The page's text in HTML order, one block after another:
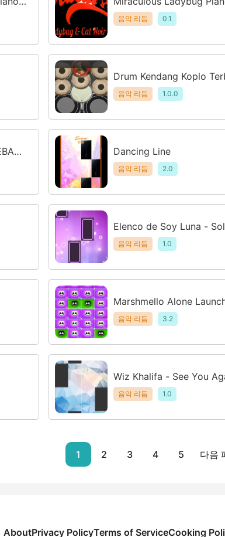
2019
음악 리듬 0.1
Drum Kendang Koplo
음악 리듬 1.0.0
Dancing Line
음악 리듬 2.0
Elenco de Soy Luna -
ano
음악 리듬 1.0
Marshmello Alone
음악 리듬 3.2
Wiz Khalifa - See You
ano Tap
음악 리듬 1.0
1 2 3 4 5 다음
AboutPrivacy PolicyTerms of ServiceCooking